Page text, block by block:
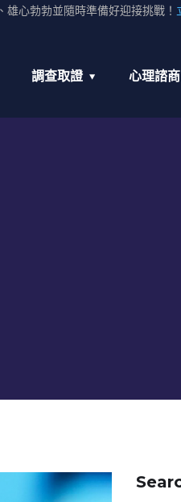
雄心勃勃並隨時準備好迎接挑戰！
調查取證 心理諮商